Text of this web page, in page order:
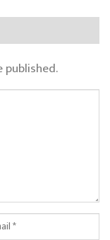
published.